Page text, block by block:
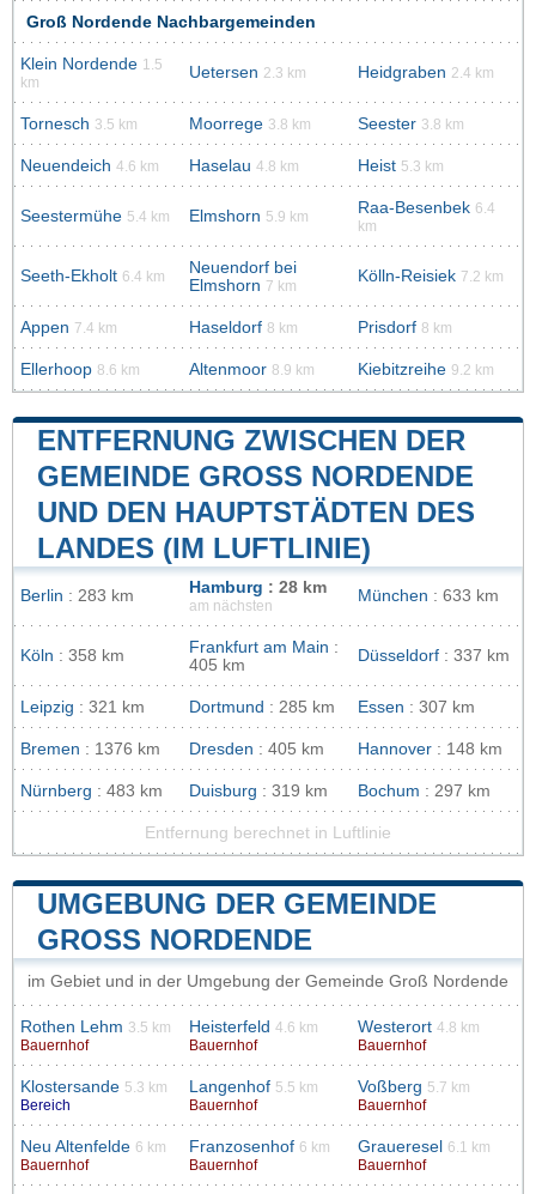
Groß Nordende Nachbargemeinden
Klein Nordende 1.5
km
Uetersen 2.3 km Heidgraben 2.4 km
Tornesch 3.5 km Moorrege 3.8 km Seester 3.8 km
Neuendeich 4.6 km Haselau 4.8 km Heist 5.3 km
Seestermühe 5.4 km Elmshorn 5.9 km Raa-Besenbek 6.4
km
Seeth-Ekholt 6.4 km
Neuendorf bei
Elmshorn 7 km
Kölln-Reisiek 7.2 km
Appen 7.4 km Haseldorf 8 km Prisdorf 8 km
Ellerhoop 8.6 km Altenmoor 8.9 km Kiebitzreihe 9.2 km
ENTFERNUNG ZWISCHEN DER
GEMEINDE GROSS NORDENDE U
ND DEN HAUPTSTÄDTEN DES L
ANDES (IM LUFTLINIE)
Berlin : 283 km Hamburg : 28 km
am nächsten
München : 633 km
Köln : 358 km Frankfurt am Main :
405 km
Düsseldorf : 337 km
Leipzig : 321 km Dortmund : 285 km Essen : 307 km
Bremen : 1376 km Dresden : 405 km Hannover : 148 km
Nürnberg : 483 km Duisburg : 319 km Bochum : 297 km
Entfernung berechnet in Luftlinie
UMGEBUNG DER GEMEINDE
GROSS NORDENDE
im Gebiet und in der Umgebung der Gemeinde Groß Nordende
Rothen Lehm 3.5 km
Bauernhof
Heisterfeld 4.6 km
Bauernhof
Westerort 4.8 km
Bauernhof
Klostersande 5.3 km
Bereich
Langenhof 5.5 km
Bauernhof
Voßberg 5.7 km
Bauernhof
Neu Altenfelde 6 km
Bauernhof
Franzosenhof 6 km
Bauernhof
Graueresel
6.1 km
Bauernhof